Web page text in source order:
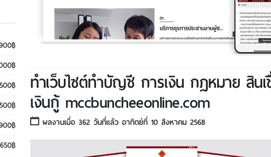
฿
฿
฿
฿
฿
650฿
ทําเว็บไซต์ทำบัญชี การเงิน กฎหมาย สิน
เงินกู้ mccbuncheeonline.com
ผลงานเมื่อ 362 วันที่แล้ว อาทิตย์ที่ 10 สิงหาคม 2568